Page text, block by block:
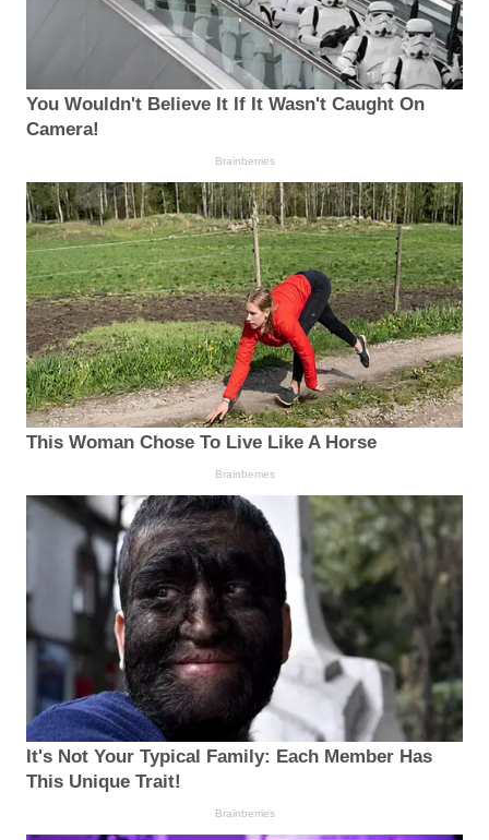
You Wouldn't Believe It If It Wasn't Caught On
Camera!
Brainberries
This Woman Chose To Live Like A Horse
Brainberries
It's Not Your Typical Family: Each Member Has
This Unique Trait!
Brainberries